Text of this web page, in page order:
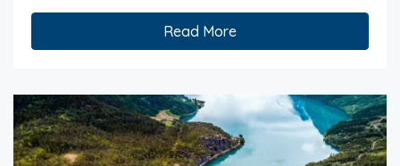
Read More